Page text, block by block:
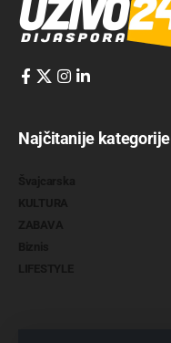
Najčitanije kategorije